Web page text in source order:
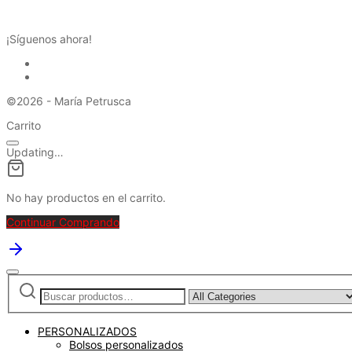
¡Síguenos ahora!
©2026 - María Petrusca
Carrito
Updating…
No hay productos en el carrito.
Continuar Comprando
Buscar
por:
by
category:
PERSONALIZADOS
Bolsos personalizados